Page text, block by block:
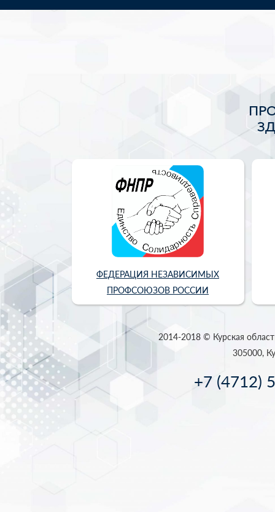
ФЕДЕРАЦИЯ НЕЗАВИСИМЫХ
ПРОФСОЮЗОВ РОССИИ
2014-2018 © Курская
305000,
+7 (4712)